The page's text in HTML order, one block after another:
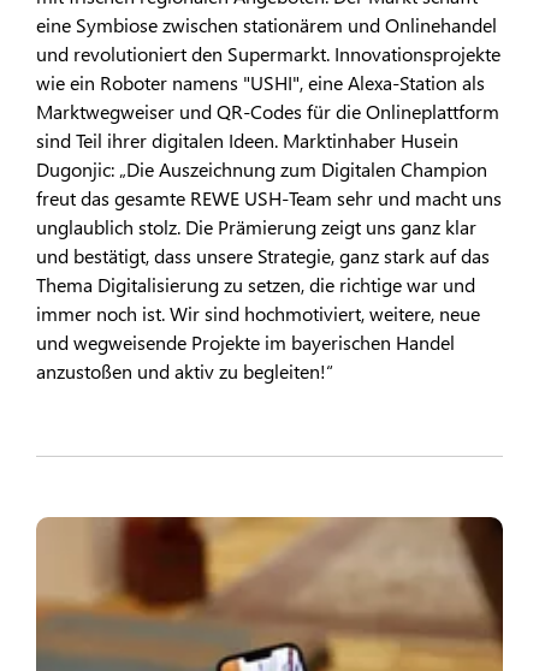
eine Symbiose zwischen stationärem und Onlinehandel
und revolutioniert den Supermarkt. Innovationsprojekte
wie ein Roboter namens "USHI", eine Alexa-Station als
Marktwegweiser und QR-Codes für die Onlineplattform
sind Teil ihrer digitalen Ideen. Marktinhaber Husein
Dugonjic: „Die Auszeichnung zum Digitalen Champion
freut das gesamte REWE USH-Team sehr und macht uns
unglaublich stolz. Die Prämierung zeigt uns ganz klar
und bestätigt, dass unsere Strategie, ganz stark auf das
Thema Digitalisierung zu setzen, die richtige war und
immer noch ist. Wir sind hochmotiviert, weitere, neue
und wegweisende Projekte im bayerischen Handel
anzustoßen und aktiv zu begleiten!“